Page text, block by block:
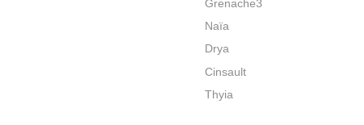
Grenache3
Naïa
Drya
Cinsault
Thyia